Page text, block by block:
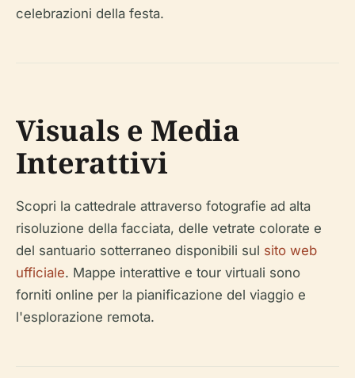
celebrazioni della festa.
Visuals e Media
Interattivi
Scopri la cattedrale attraverso fotografie ad alta
risoluzione della facciata, delle vetrate colorate e
del santuario sotterraneo disponibili sul sito web
ufficiale. Mappe interattive e tour virtuali sono
forniti online per la pianificazione del viaggio e
l'esplorazione remota.